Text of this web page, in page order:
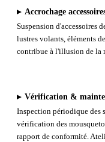
▸ Accrochage
Suspension d'accessoires
lustres volants, éléments
contribue à l'illusion de la
▸ Vérification &
Inspection périodique des
vérification des
rapport de conformité.